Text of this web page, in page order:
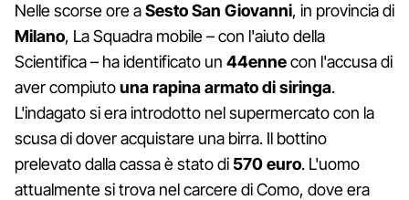
Nelle scorse ore aSesto San Giovanni, in provincia di
Milano, La Squadra mobile – con l'aiuto della
Scientifica – ha identificato un 44ennecon l'accusa di
aver compiutouna rapina armato di siringa.
L'indagato si era introdotto nel supermercato con la
scusa di dover acquistare una birra. Il bottino
prelevato dalla cassa è stato di 570 euro. L'uomo
attualmente si trova nel carcere di Como, dove era